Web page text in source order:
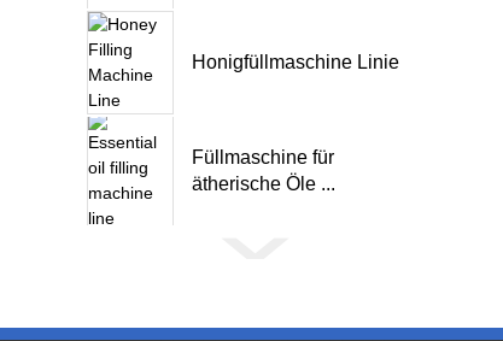
Honigfüllmaschine Linie
Füllmaschine für
ätherische Öle ...